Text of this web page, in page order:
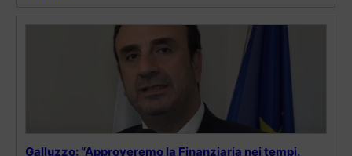
Galluzzo: “Approveremo la Finanziaria nei tempi.